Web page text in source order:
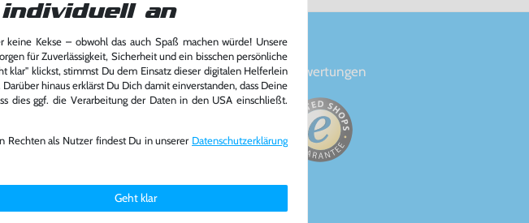
Zahlungsarten Bewertungen
individuell an
Kekse – obwohl das auch Spaß machen würde! Unsere
für Zuverlässigkeit, Sicherheit und ein bisschen persönliche
klar" klickst, stimmst Du dem Einsatz dieser digitalen Helferlein
hinaus erklärst Du Dich damit einverstanden, dass Deine
dies ggf. die Verarbeitung der Daten in den USA einschließt.
Rechten als Nutzer findest Du in unserer Daten­schutz­erklärung
Geht klar